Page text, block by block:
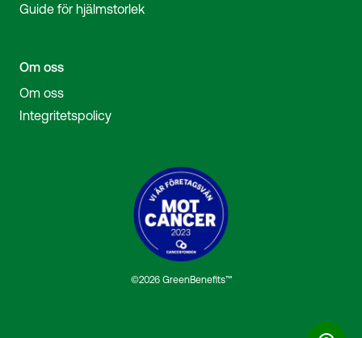
Guide för hjälmstorlek
Om oss
Om oss
Integritetspolicy
©2026 GreenBenefits™